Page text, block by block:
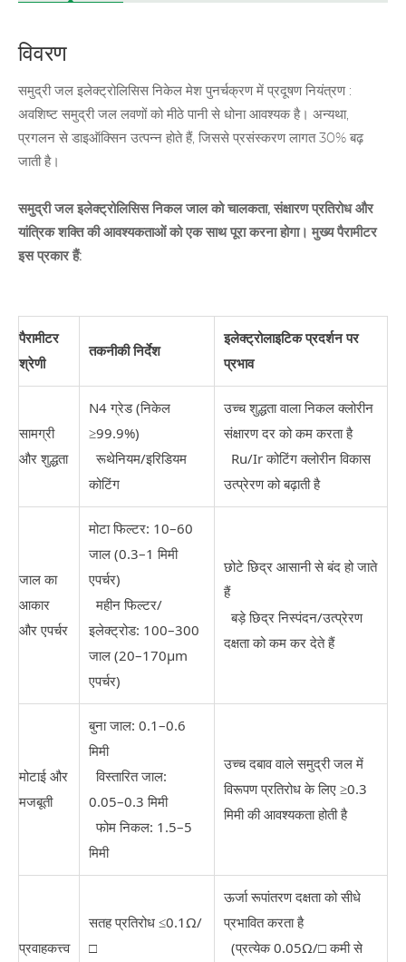
विवरण
समुद्री जल इलेक्ट्रोलिसिस निकेल मेश पुनर्चक्रण में प्रदूषण नियंत्रण :
अवशिष्ट समुद्री जल लवणों को मीठे पानी से धोना आवश्यक है। अन्यथा,
प्रगलन से डाइऑक्सिन उत्पन्न होते हैं, जिससे प्रसंस्करण लागत 30% बढ़
जाती है।
समुद्री जल इलेक्ट्रोलिसिस निकल जाल को चालकता, संक्षारण प्रतिरोध और
यांत्रिक शक्ति की आवश्यकताओं को एक साथ पूरा करना होगा। मुख्य पैरामीटर
इस प्रकार हैं:
पैरामीटर
श्रेणी
तकनीकी निर्देश
इलेक्ट्रोलाइटिक प्रदर्शन पर
प्रभाव
सामग्री
और शुद्धता
N4 ग्रेड (निकेल
≥99.9%)
रूथेनियम/इरिडियम
कोटिंग
उच्च शुद्धता वाला निकल क्लोरीन
संक्षारण दर को कम करता है
Ru/Ir कोटिंग क्लोरीन विकास
उत्प्रेरण को बढ़ाती है
जाल का
आकार
और एपर्चर
मोटा फिल्टर: 10–60
जाल (0.3–1 मिमी
एपर्चर)
महीन फिल्टर/
इलेक्ट्रोड: 100–300
जाल (20–170μm
एपर्चर)
छोटे छिद्र आसानी से बंद हो जाते
हैं
बड़े छिद्र निस्पंदन/उत्प्रेरण
दक्षता को कम कर देते हैं
मोटाई और
मजबूती
बुना जाल: 0.1–0.6
मिमी
विस्तारित जाल:
0.05–0.3 मिमी
फोम निकल: 1.5–5
मिमी
उच्च दबाव वाले समुद्री जल में
विरूपण प्रतिरोध के लिए ≥0.3
मिमी की आवश्यकता होती है
प्रवाहकत्त्व
सतह प्रतिरोध ≤0.1Ω/
□
ऊर्जा रूपांतरण दक्षता को सीधे
प्रभावित करता है
(प्रत्येक 0.05Ω/□ कमी से